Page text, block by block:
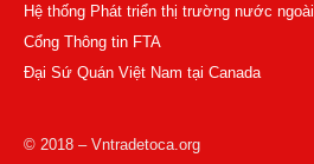
Hệ thống Phát triển thị trường nước ngoài
Cổng Thông tin FTA
Đại Sứ Quán Việt Nam tại Canada
© 2018 – Vntradetoca.org